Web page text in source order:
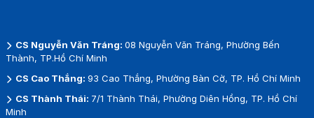
CS Nguyễn Văn Tráng: 08 Nguyễn Văn Tráng, Phường Bến
Thành, TP.Hồ Chí Minh
CS Cao Thắng: 93 Cao Thắng, Phường Bàn Cờ, TP. Hồ Chí Minh
CS Thành Thái: 7/1 Thành Thái, Phường Diên Hồng, TP. Hồ Chí
Minh